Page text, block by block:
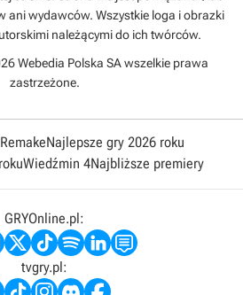
ani wydawców. Wszystkie loga i obrazki
należącymi do ich twórców.
Webedia Polska SA wszelkie prawa
zastrzeżone.
Najlepsze gry 2026 roku
Wiedźmin 4Najbliższe premiery
GRYOnline.pl:
tvgry.pl: